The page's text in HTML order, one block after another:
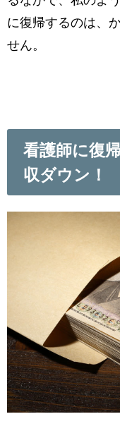
に復帰するのは、
せん。
看護師に復
収ダウン！